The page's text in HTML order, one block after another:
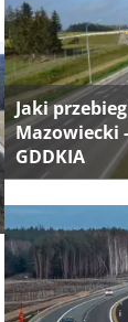
Jaki
Mazowiecki
GDDKIA